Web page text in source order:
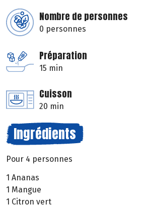
Nombre de personnes
0 personnes
Préparation
15 min
Cuisson
20 min
Ingrédients
Pour 4 personnes
1 Ananas
1 Mangue
1 Citron vert